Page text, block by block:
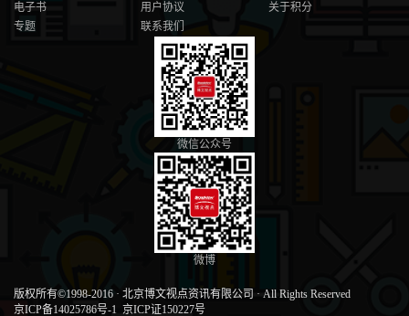
电子书
专题
用户协议
联系我们
关于积分
微信公众号
微博
版权所有©1998-2016 · 北京博文视点资讯有限公司 · All Rights Reserved
京ICP备14025786号-1 京ICP证150227号